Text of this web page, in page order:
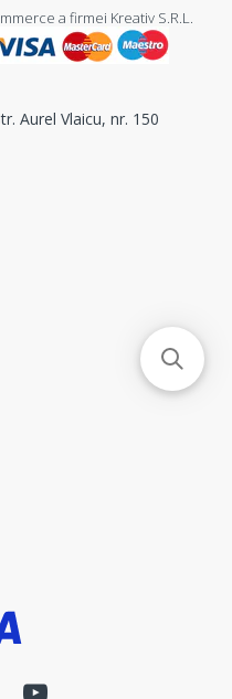
a firmei Kreativ S.R.L.
Aurel Vlaicu, nr. 150